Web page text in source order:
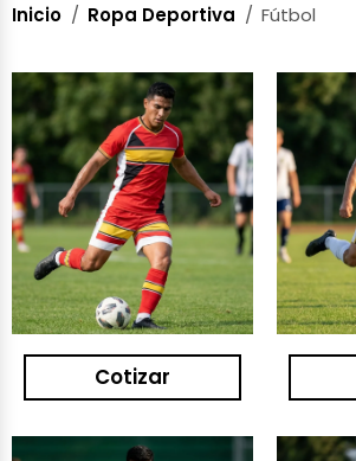
Inicio Ropa Deportiva Fútbol
Cotizar